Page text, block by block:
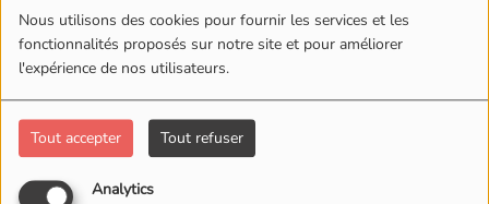
Nous utilisons des cookies pour fournir les services et les
fonctionnalités proposés sur notre site et pour améliorer
l'expérience de nos utilisateurs.
Tout accepter Tout refuser
Analytics